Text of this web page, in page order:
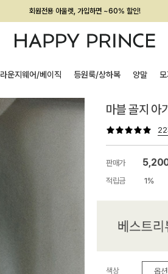
멤버십 최대 28,000원 혜택
라운지웨어/베이직 등원룩/상하복 양말
마블 골지 아
22
판매가
적립금 1%
색상